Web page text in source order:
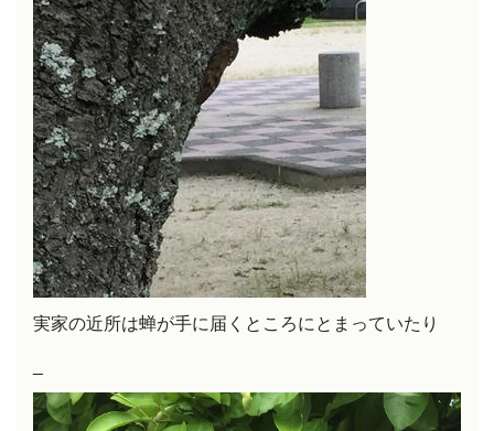
実家の近所は蝉が手に届くところにとまっていたり